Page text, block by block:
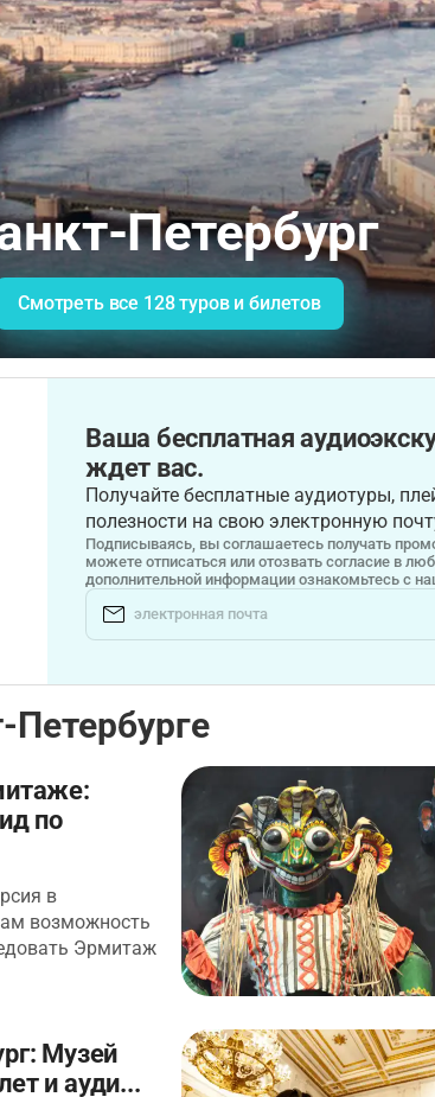
Петербург
Смотреть все 128 туров и билетов
Ваша бесплатная
ждет вас.
Получайте бесплатные аудиотуры,
полезности на свою электронную
Подписываясь, вы соглашаетесь получать
можете отписаться или отозвать согласие в
дополнительной информации ознакомьтесь с
по
в
возможность
Эрмитаж
составит 24
Музей
и ауди...